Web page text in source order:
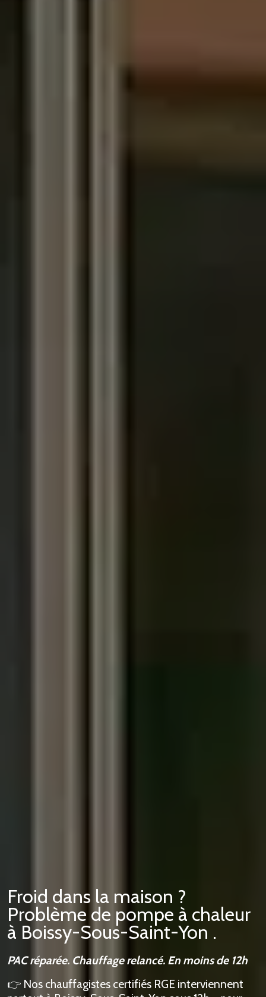
Froid dans la maison ?
Problème de pompe à chaleur
à Boissy-Sous-Saint-Yon .
PAC réparée. Chauffage relancé. En moins de 12h
👉 Nos chauffagistes certifiés RGE interviennent